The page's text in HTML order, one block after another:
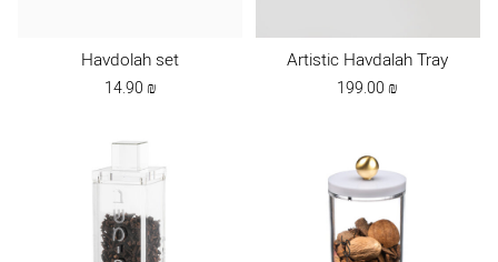
Havdolah set
14.90₪
Artistic Havdalah Tray
199.00₪